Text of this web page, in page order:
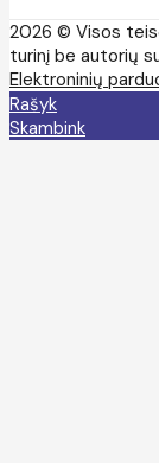
2026 © Visos
turinį be autorių
Elektroninių
Rašyk
Skambink